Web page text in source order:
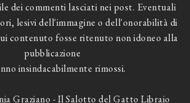
dei commenti lasciati nei post. Eventuali
lesivi dell'immagine o dell'onorabilità di
contenuto fosse ritenuto non idoneo alla
pubblicazione
insindacabilmente rimossi.
Graziano - Il Salotto del Gatto Libraio